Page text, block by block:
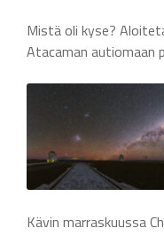
Mistä oli kyse?
Atacaman autiomaan
Kävin marraskuussa